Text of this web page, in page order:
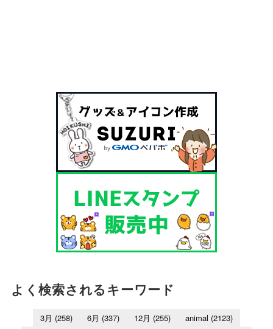
よく検索されるキーワード
3月 (258) 6月 (337) 12月 (255) animal (2123)